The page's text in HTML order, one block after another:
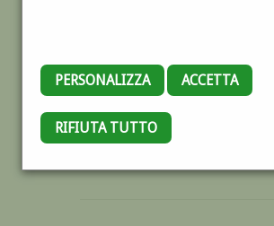
PERSONALIZZA ACCETTA
RIFIUTA TUTTO